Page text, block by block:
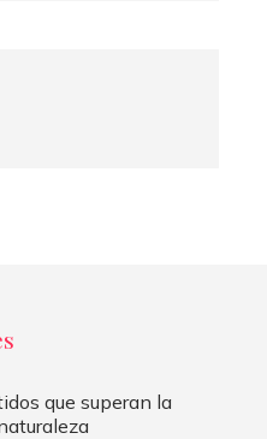
que superan la